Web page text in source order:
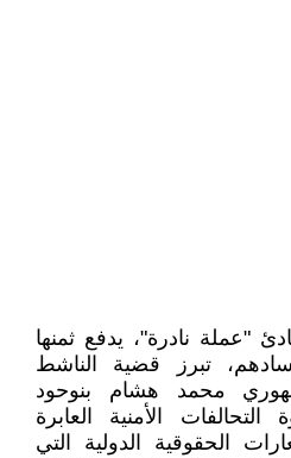
"عملة نادرة"، يدفع ثمنها
تبرز قضية الناشط
محمد هشام بنوحود
الأمنية العابرة
الحقوقية الدولية التي